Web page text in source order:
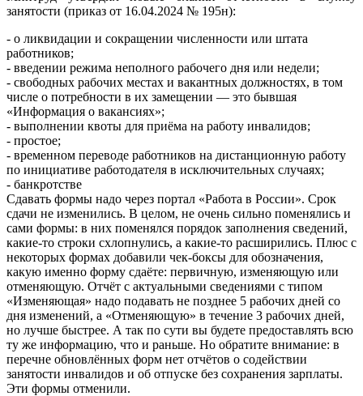
занятости (приказ от 16.04.2024 № 195н):
- о ликвидации и сокращении численности или штата
работников;
- введении режима неполного рабочего дня или недели;
- свободных рабочих местах и вакантных должностях, в том
числе о потребности в их замещении — это бывшая
«Информация о вакансиях»;
- выполнении квоты для приёма на работу инвалидов;
- простое;
- временном переводе работников на дистанционную работу
по инициативе работодателя в исключительных случаях;
- банкротстве
Сдавать формы надо через портал «Работа в России». Срок
сдачи не изменились. В целом, не очень сильно поменялись и
сами формы: в них поменялся порядок заполнения сведений,
какие-то строки схлопнулись, а какие-то расширились. Плюс с
некоторых формах добавили чек-боксы для обозначения,
какую именно форму сдаёте: первичную, изменяющую или
отменяющую. Отчёт с актуальными сведениями с типом
«Изменяющая» надо подавать не позднее 5 рабочих дней со
дня изменений, а «Отменяющую» в течение 3 рабочих дней,
но лучше быстрее. А так по сути вы будете предоставлять всю
ту же информацию, что и раньше. Но обратите внимание: в
перечне обновлённых форм нет отчётов о содействии
занятости инвалидов и об отпуске без сохранения зарплаты.
Эти формы отменили.